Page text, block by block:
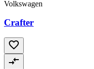
Volkswagen
Crafter